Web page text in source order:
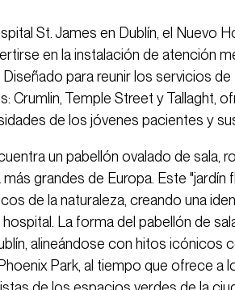
St. James en Dublín, el Nuevo
en la instalación de atención
para reunir los servicios de
Crumlin, Temple Street y Tallaght,
de los jóvenes pacientes y
un pabellón ovalado de sala,
grandes de Europa. Este "jardín
de la naturaleza, creando una
La forma del pabellón de
alineándose con hitos icónicos
Park, al tiempo que ofrece a